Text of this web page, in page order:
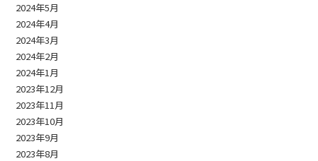
2024年5月
2024年4月
2024年3月
2024年2月
2024年1月
2023年12月
2023年11月
2023年10月
2023年9月
2023年8月